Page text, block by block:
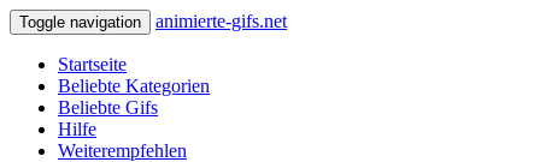
Toggle navigation animierte-gifs.net
Startseite
Beliebte Kategorien
Beliebte Gifs
Hilfe
Weiterempfehlen